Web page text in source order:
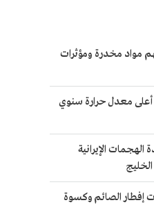
بحوزتهم مواد مخدرة ومؤثرات
أعلى معدل حرارة سنوي
الإيرانية
إفطار الصائم وكسوة